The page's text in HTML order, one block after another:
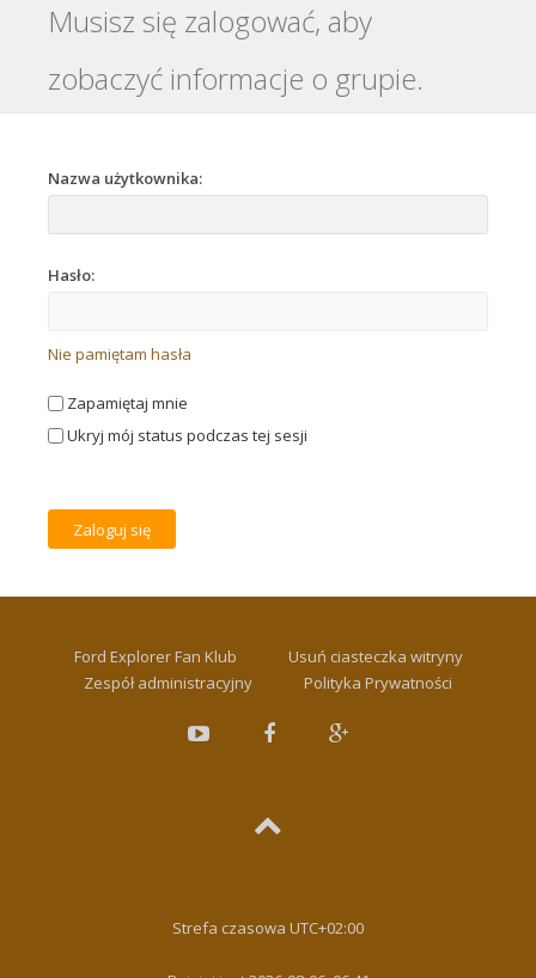
Musisz się zalogować, aby
zobaczyć informacje o grupie.
Nazwa użytkownika:
Hasło:
Nie pamiętam hasła
Zapamiętaj mnie
Ukryj mój status podczas tej sesji
Ford Explorer Fan Klub
Usuń ciasteczka witryny
Zespół administracyjny
Polityka Prywatności
Strefa czasowa UTC+02:00